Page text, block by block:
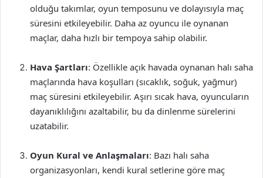
olduğu takımlar, oyun temposunu ve dolayısıyla maç
süresini etkileyebilir. Daha az oyuncu ile oynanan
maçlar, daha hızlı bir tempoya sahip olabilir.
Hava Şartları: Özellikle açık havada oynanan halı saha
maçlarında hava koşulları (sıcaklık, soğuk, yağmur)
maç süresini etkileyebilir. Aşırı sıcak hava, oyuncuların
dayanıklılığını azaltabilir, bu da dinlenme sürelerini
uzatabilir.
Oyun Kural ve Anlaşmaları: Bazı halı saha
organizasyonları, kendi kural setlerine göre maç